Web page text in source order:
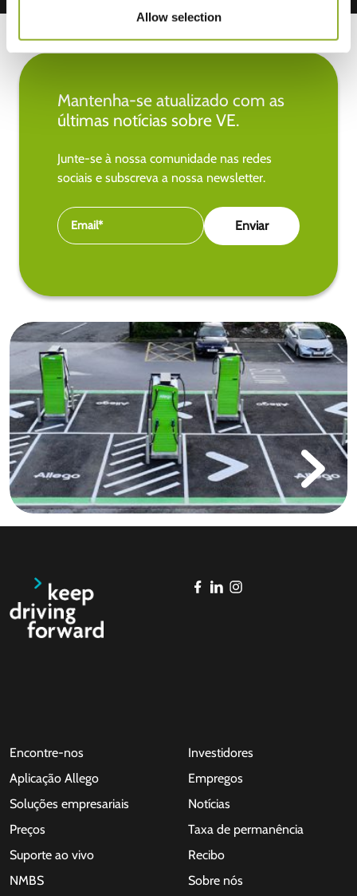
Allow selection
Mantenha-se atualizado com as
últimas notícias sobre VE.
Junte-se à nossa comunidade nas redes
sociais e subscreva a nossa newsletter.
Encontre-nos
Aplicação Allego
Soluções empresariais
Preços
Suporte ao vivo
NMBS
Investidores
Empregos
Notícias
Taxa de permanência
Recibo
Sobre nós